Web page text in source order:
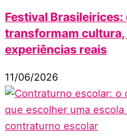
Festival
transformam cultura,
experiências reais
11/06/2026
contraturno escolar